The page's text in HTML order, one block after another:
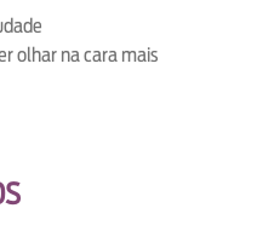
olhar na cara mais